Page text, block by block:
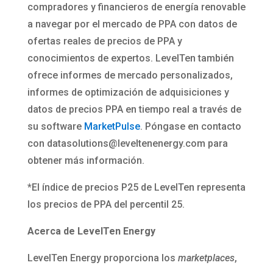
compradores y financieros de energía renovable
a navegar por el mercado de PPA con datos de
ofertas reales de precios de PPA y
conocimientos de expertos. LevelTen también
ofrece informes de mercado personalizados,
informes de optimización de adquisiciones y
datos de precios PPA en tiempo real a través de
su software MarketPulse. Póngase en contacto
con datasolutions@leveltenenergy.com para
obtener más información.
*El índice de precios P25 de LevelTen representa
los precios de PPA del percentil 25.
Acerca de LevelTen Energy
LevelTen Energy proporciona los marketplaces,